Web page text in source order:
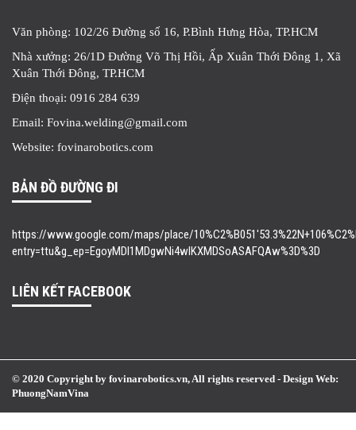
Văn phòng: 102/26 Đường số 16, P.Bình Hưng Hòa, TP.HCM
Nhà xưởng: 26/1D Đường Võ Thị Hồi, Ấp Xuân Thới Đông 1, Xã
Xuân Thới Đông, TP.HCM
Điện thoại: 0916 284 639
Email: Fovina.welding@gmail.com
Website: fovinarobotics.com
BẢN ĐỒ ĐƯỜNG ĐI
https://www.google.com/maps/place/
entry=ttu&g_ep=EgoyMDI1MDgwNi4wIKXMDSoASAFQAw%3D%3D
LIÊN KẾT FACEBOOK
© 2020 Copyright by fovinarobotics.vn, All rights reserved - Design Web:
PhuongNamVina